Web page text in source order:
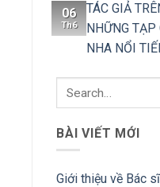
06
Th6
TÁC GIẢ
NHỮNG TẠP
NHA NỔI
BÀI VIẾT MỚI
Giới thiệu về Bác